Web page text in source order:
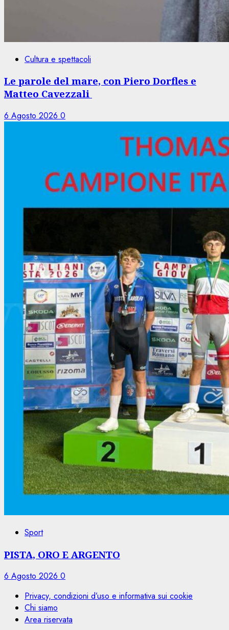
Cultura e spettacoli
Le parole del mare, con Piero Dorfles e
Matteo Cavezzali
6 Agosto 2026 0
Sport
PISTA, ORO E ARGENTO
6 Agosto 2026 0
Privacy, condizioni d’uso e informativa sui cookie
Chi siamo
Area riservata